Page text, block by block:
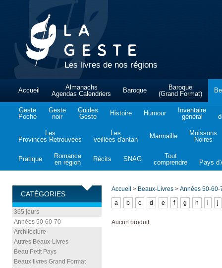
Les livres de nos régions
Accueil
Almanachs
Agendas Calendriers
Baroque
Baroque
(Grand Format)
Geste
Poche
Geste
noir
Guides
Geste
Histoire Humour
Inventaire
général
Les
Provinces Retrouvées
Les
veillées d'antan
Marmaille
Moissons
Noires
Pratique
Romance
en région
Récits SNAG
Tout
comprendre
Pays
CATÉGORIES
365 jours
Années 50-60-70
Architecture
Autres Beaux-Livres
Beau Petit Pays
Beaux livres Grand Format
Accueil > Beaux-Livres > Années 50-60-
a
b c d e f g h i j
Aucun produit